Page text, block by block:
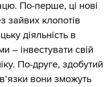
По-перше, ці нові
зайвих клопотів
діяльність в
– інвестувати свій
По-друге, здобутий
вони зможуть